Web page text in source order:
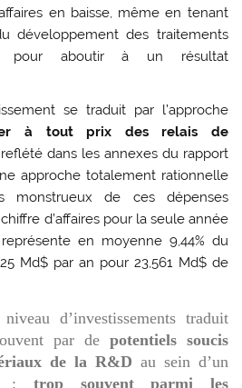
en baisse, même en tenant
développement des traitements
pour aboutir à un résultat
se traduit par l’approche
à tout prix des relais de
dans les annexes du rapport
approche totalement rationnelle
monstrueux de ces dépenses
d’affaires pour la seule année
en moyenne 9,44% du
Md$ par an pour 23,561 Md$ de
d’investissements traduit
par de potentiels soucis
de la R&D au sein d’un
:trop souvent parmi les